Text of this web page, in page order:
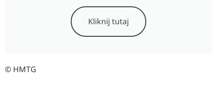
Kliknij tutaj
© HMTG